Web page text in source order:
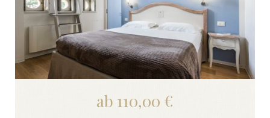
ab 110,00 €